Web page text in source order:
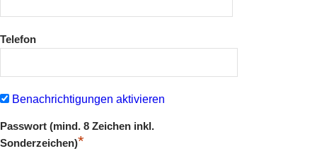
Telefon
Benachrichtigungen aktivieren
Passwort (mind. 8 Zeichen inkl.
Sonderzeichen)*